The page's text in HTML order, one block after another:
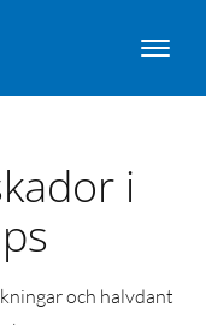
i
och halvdant